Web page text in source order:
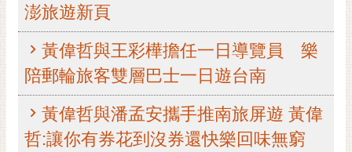
祭
站
導
覽
訂
澎旅遊新頁
黃偉哲與王彩樺擔任一日導覽員 樂
陪郵輪旅客雙層巴士一日遊台南
黃偉哲與潘孟安攜手推南旅屏遊 黃偉
哲:讓你有券花到沒券還快樂回味無窮